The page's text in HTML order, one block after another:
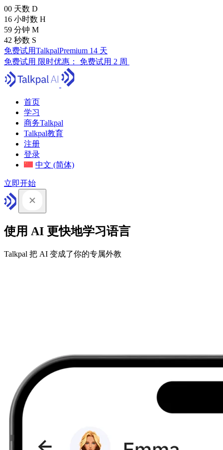
00 天数 D
16 小时数 H
59 分钟 M
41 秒数 S
免费试用TalkpalPremium 14 天
免费试用 限时优惠： 免费试用 2 周
首页
学习
商务Talkpal
Talkpal教育
注册
登录
中文 (简体)
立即开始
使用 AI 更快地学习语言
Talkpal 把 AI 变成了你的专属外教